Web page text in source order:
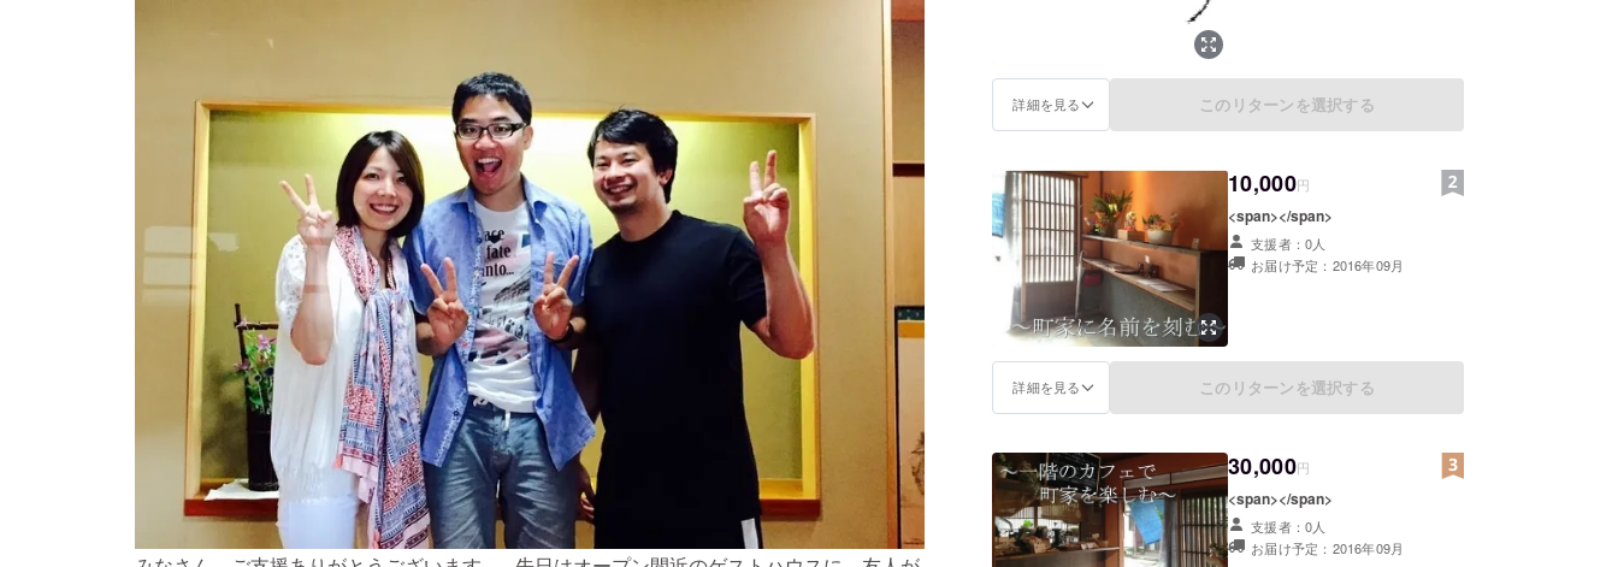
詳細を見る このリターンを選択する
10,000円
<span></span>
支援者：0人
お届け予定：2016年09月
詳細を見る このリターンを選択する
30,000円
<span></span>
支援者：0人
お届け予定：2016年09月